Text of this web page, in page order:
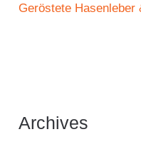
Geröstete Hasenleber
Archives